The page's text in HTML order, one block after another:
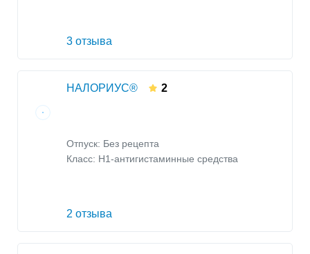
3 отзыва
НАЛОРИУС® 2
Отпуск: Без рецепта
Класс: H1-антигистаминные средства
2 отзыва